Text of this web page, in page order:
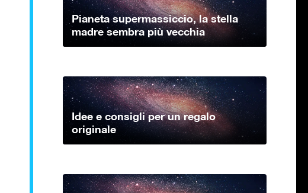
Pianeta supermassiccio, la stella
madre sembra più vecchia
Idee e consigli per un regalo
originale